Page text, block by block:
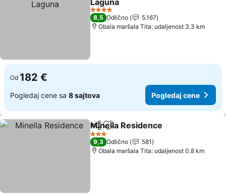
Laguna
Pogledaj cene
4 Zvezdice
8,5 Odlično
5.167
Obala maršala Tita: udaljenost 3.3 km
Od 182 €
Pogledaj cene sa 8 sajtova Pogledaj cene
Deli Dodati u favorite
Minella Residence
3 Zvezdice
9,3 Odlično
581
Obala maršala Tita: udaljenost 0.8 km